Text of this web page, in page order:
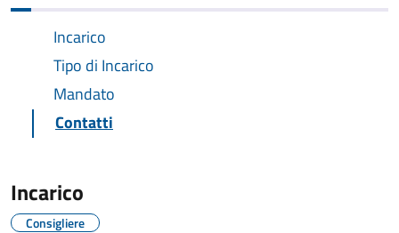
Incarico
Tipo di Incarico
Mandato
Contatti
Incarico
Consigliere